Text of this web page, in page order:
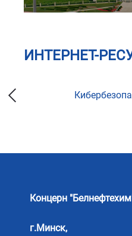
ИНТЕРНЕТ-
Концерн
г.Минск,